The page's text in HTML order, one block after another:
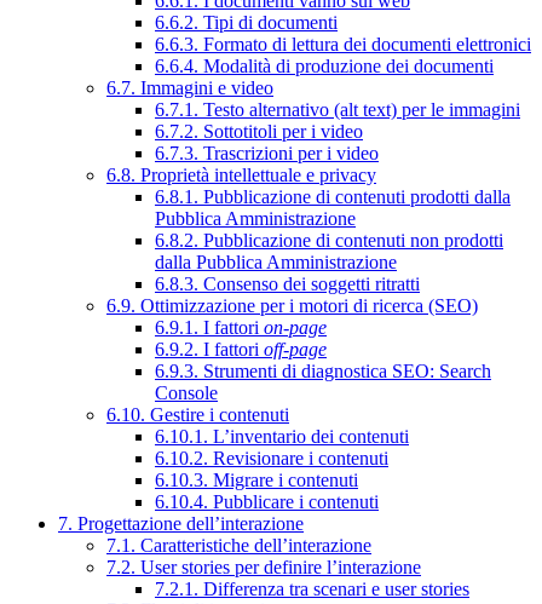
6.6.2. Tipi di documenti
6.6.3. Formato di lettura dei documenti elettronici
6.6.4. Modalità di produzione dei documenti
6.7. Immagini e video
6.7.1. Testo alternativo (alt text) per le immagini
6.7.2. Sottotitoli per i video
6.7.3. Trascrizioni per i video
6.8. Proprietà intellettuale e privacy
6.8.1. Pubblicazione di contenuti prodotti dalla
Pubblica Amministrazione
6.8.2. Pubblicazione di contenuti non prodotti
dalla Pubblica Amministrazione
6.8.3. Consenso dei soggetti ritratti
6.9. Ottimizzazione per i motori di ricerca (SEO)
6.9.1. I fattori on-page
6.9.2. I fattori off-page
6.9.3. Strumenti di diagnostica SEO: Search
Console
6.10. Gestire i contenuti
6.10.1. L’inventario dei contenuti
6.10.2. Revisionare i contenuti
6.10.3. Migrare i contenuti
6.10.4. Pubblicare i contenuti
7. Progettazione dell’interazione
7.1. Caratteristiche dell’interazione
7.2. User stories per definire l’interazione
7.2.1. Differenza tra scenari e user stories